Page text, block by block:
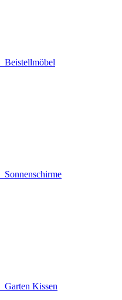
Beistellmöbel
Sonnenschirme
Garten Kissen